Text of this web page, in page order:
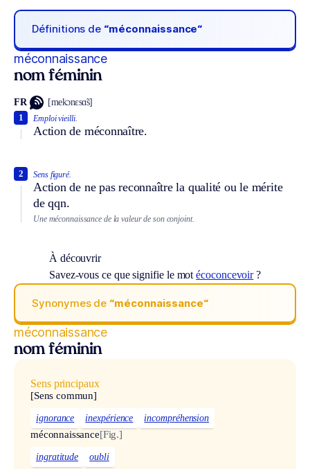
Définitions de “méconnaissance“
méconnaissance
nom féminin
FR [mekɔnɛsɑ̃s]
Emploi vieilli.
Action de méconnaître.
1
Sens figuré.
Action de ne pas reconnaître la qualité ou le mérite
de qqn.
2
Une méconnaissance de la valeur de son conjoint.
À découvrir
Savez-vous ce que signifie le motécoconcevoir?
Synonymes de “méconnaissance“
méconnaissance
nom féminin
Sens principaux
[Sens commun]
ignorance inexpérience incompréhension
méconnaissance[Fig.]
ingratitude oubli